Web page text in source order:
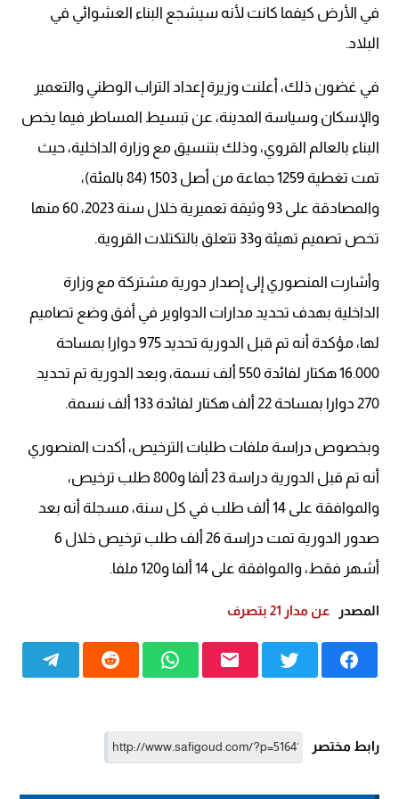
في الأرض كيفما كانت لأنه سيشجع البناء العشوائي في
البلاد.
في غضون ذلك، أعلنت وزيرة إعداد التراب الوطني والتعمير
والإسكان وسياسة المدينة، عن تبسيط المساطر فيما يخص
البناء بالعالم القروي، وذلك بتنسيق مع وزارة الداخلية، حيث
تمت تغطية 1259 جماعة من أصل 1503 (84 بالمئة)،
والمصادقة على 93 وثيقة تعميرية خلال سنة 2023، 60 منها
تخص تصميم تهيئة و33 تتعلق بالتكتلات القروية.
وأشارت المنصوري إلى إصدار دورية مشتركة مع وزارة
الداخلية بهدف تحديد مدارات الدواوير في أفق وضع تصاميم
لها، مؤكدة أنه تم قبل الدورية تحديد 975 دوارا بمساحة
16.000 هكتار لفائدة 550 ألف نسمة، وبعد الدورية تم تحديد
270 دوارا بمساحة 22 ألف هكتار لفائدة 133 ألف نسمة.
وبخصوص دراسة ملفات طلبات الترخيص، أكدت المنصوري
أنه تم قبل الدورية دراسة 23 ألفا و800 طلب ترخيص،
والموافقة على 14 ألف طلب في كل سنة، مسجلة أنه بعد
صدور الدورية تمت دراسة 26 ألف طلب ترخيص خلال 6
أشهر فقط، والموافقة على 14 ألفا و120 ملفا.
المصدر عن مدار 21 بتصرف
رابط مختصر